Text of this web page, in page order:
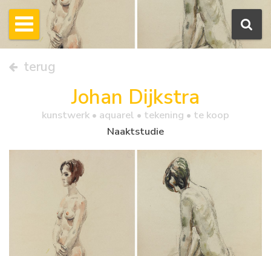
terug
Johan Dijkstra
kunstwerk • aquarel • tekening • te koop
Naaktstudie